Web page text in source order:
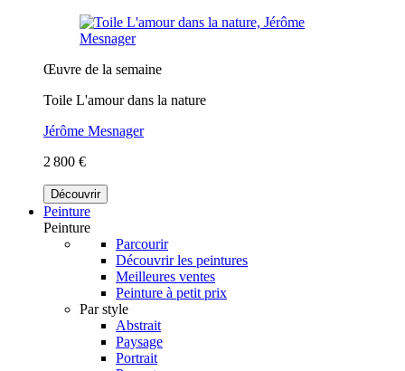
Œuvre de la semaine
Toile L'amour dans la nature
Jérôme Mesnager
2 800 €
Découvrir
Peinture
Peinture
Parcourir
Découvrir les peintures
Meilleures ventes
Peinture à petit prix
Par style
Abstrait
Paysage
Portrait